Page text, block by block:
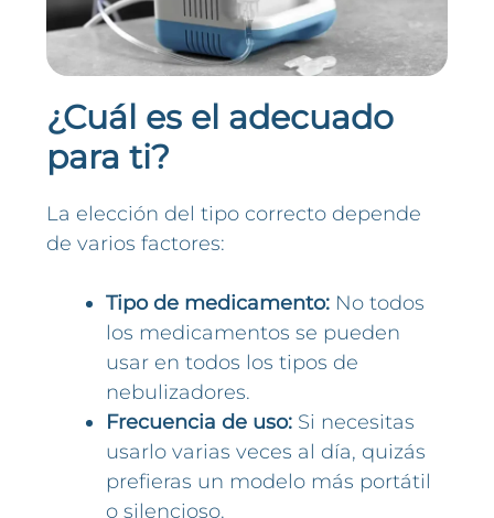
¿Cuál es el adecuado
para ti?
La elección del tipo correcto depende
de varios factores:
Tipo de medicamento: No todos
los medicamentos se pueden
usar en todos los tipos de
nebulizadores.
Frecuencia de uso: Si necesitas
usarlo varias veces al día, quizás
prefieras un modelo más portátil
o silencioso.